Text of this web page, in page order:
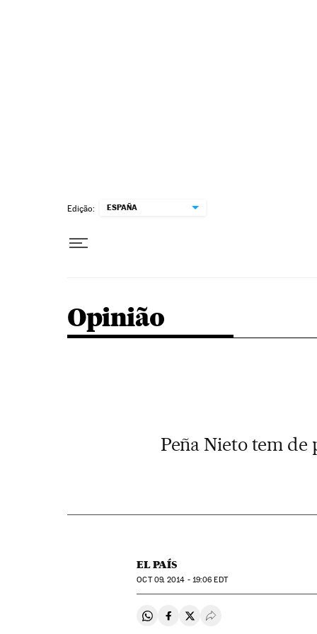
Edição: ESPAÑA
Opinião
Peña Nieto tem de
EL PAÍS
OCT09, 2014 - 19:06 EDT
Compartir en Whatsapp
Compartir en Facebook
Compartir en Twitter
Desplegar Redes